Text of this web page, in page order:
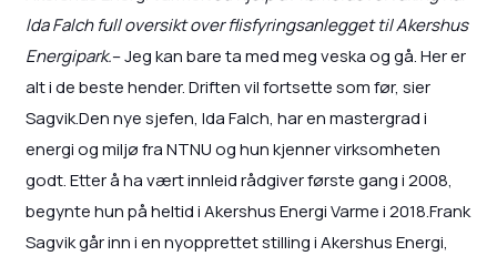
Ida Falch full oversikt over flisfyringsanlegget til Akershus
Energipark.– Jeg kan bare ta med meg veska og gå. Her er
alt i de beste hender. Driften vil fortsette som før, sier
Sagvik.Den nye sjefen, Ida Falch, har en mastergrad i
energi og miljø fra NTNU og hun kjenner virksomheten
godt. Etter å ha vært innleid rådgiver første gang i 2008,
begynte hun på heltid i Akershus Energi Varme i 2018.Frank
Sagvik går inn i en nyopprettet stilling i Akershus Energi,